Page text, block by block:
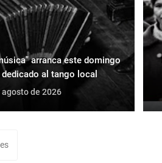
arranca este domingo
al tango local
agosto de 2026